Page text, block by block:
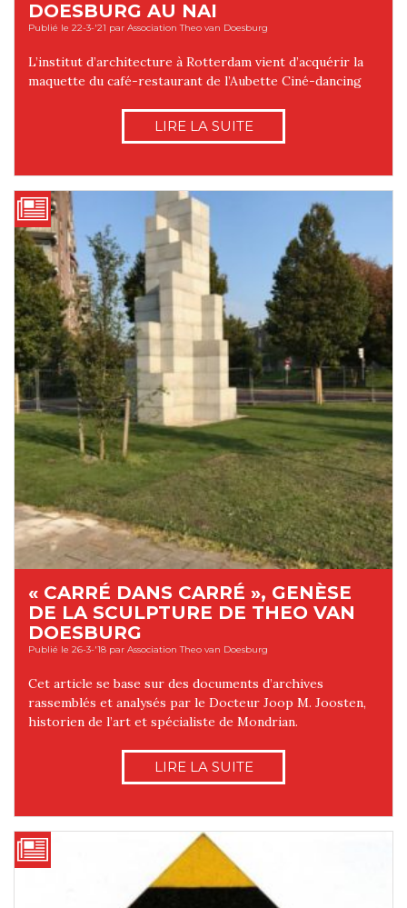
DOESBURG AU NAI
Publié le 22-3-'21 par Association Theo van Doesburg
L’institut d’architecture à Rotterdam vient d’acquérir la
maquette du café-restaurant de l’Aubette Ciné-dancing
LIRE LA SUITE
« CARRÉ DANS CARRÉ », GENÈSE
DE LA SCULPTURE DE THEO VAN
DOESBURG
Publié le 26-3-'18 par Association Theo van Doesburg
Cet article se base sur des documents d’archives
rassemblés et analysés par le Docteur Joop M. Joosten,
historien de l’art et spécialiste de Mondrian.
LIRE LA SUITE